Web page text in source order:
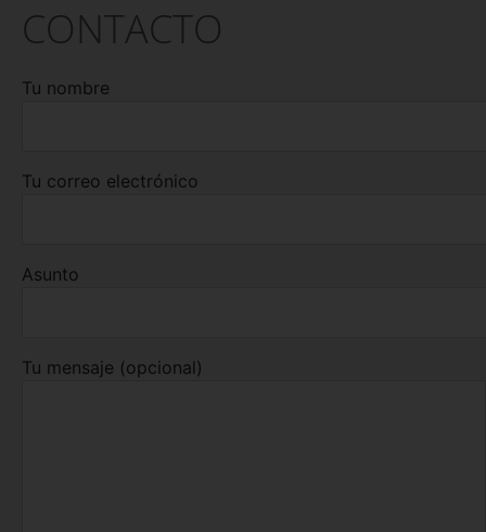
CONTACTO
Tu nombre
Tu correo electrónico
Asunto
Tu mensaje (opcional)